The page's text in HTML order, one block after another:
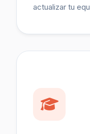
actualizar tu